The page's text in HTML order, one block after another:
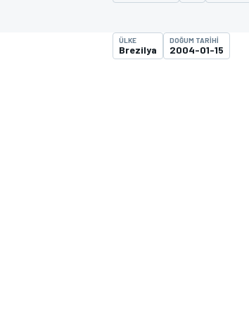
ÜLKE
Brezilya
DOĞUM TARIHI
2004-01-15